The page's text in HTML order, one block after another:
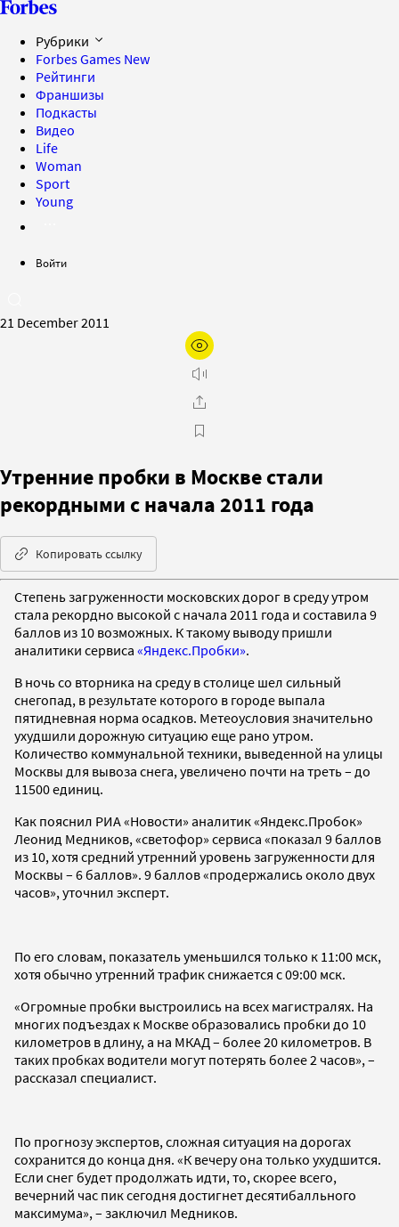
Рубрики
Forbes Games New
Рейтинги
Франшизы
Подкасты
Видео
Life
Woman
Sport
Young
Войти
21 December 2011
Утренние пробки в Москве стали
рекордными с начала 2011 года
Копировать ссылку
Степень загруженности московских дорог в среду утром
стала рекордно высокой с начала 2011 года и составила 9
баллов из 10 возможных. К такому выводу пришли
аналитики сервиса «Яндекс.Пробки».
В ночь со вторника на среду в столице шел сильный
снегопад, в результате которого в городе выпала
пятидневная норма осадков. Метеоусловия значительно
ухудшили дорожную ситуацию еще рано утром.
Количество коммунальной техники, выведенной на улицы
Москвы для вывоза снега, увеличено почти на треть – до
11500 единиц.
Как пояснил РИА «Новости» аналитик «Яндекс.Пробок»
Леонид Медников, «светофор» сервиса «показал 9 баллов
из 10, хотя средний утренний уровень загруженности для
Москвы – 6 баллов». 9 баллов «продержались около двух
часов», уточнил эксперт.
По его словам, показатель уменьшился только к 11:00 мск,
хотя обычно утренний трафик снижается с 09:00 мск.
«Огромные пробки выстроились на всех магистралях. На
многих подъездах к Москве образовались пробки до 10
километров в длину, а на МКАД – более 20 километров. В
таких пробках водители могут потерять более 2 часов», –
рассказал специалист.
По прогнозу экспертов, сложная ситуация на дорогах
сохранится до конца дня. «К вечеру она только ухудшится.
Если снег будет продолжать идти, то, скорее всего,
вечерний час пик сегодня достигнет десятибалльного
максимума», – заключил Медников.